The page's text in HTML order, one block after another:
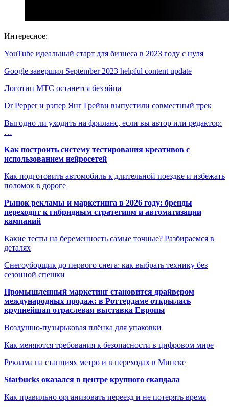
Интересное:
YouTube идеальный старт для бизнеса в 2023 году с нуля
Google завершил September 2023 helpful content update
Логотип МТС останется без яйца
Dr Pepper и рэпер Янг Грейви выпустили совместный трек
Выгодно ли уходить на фриланс, если вы автор или редактор:
…
Как построить систему тестирования креативов с
использованием нейросетей
Как подготовить автомобиль к длительной поездке и избежать
поломок в дороге
Рынок рекламы и маркетинга в 2026 году: бренды
переходят к гибридным стратегиям и автоматизации
кампаний
Какие тесты на беременность самые точные? Разбираемся в
деталях
Снегоуборщик до первого снега: как выбрать технику без
сезонной спешки
Промышленный маркетинг становится драйвером
международных продаж: в Роттердаме открылась
крупнейшая отраслевая выставка Европы
Воздушно-пузырьковая плёнка для упаковки
Как меняются требования к безопасности в цифровом мире
Реклама на станциях метро и в переходах в Минске
Starbucks оказался в центре крупного скандала
Как правильно организовать переезд и не потерять время